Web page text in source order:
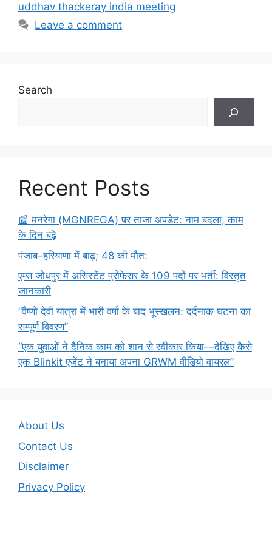
uddhav thackeray india meeting
Leave a comment
Search
Recent Posts
​📰 मनरेगा (MGNREGA) पर ताजा अपडेट: नाम बदला, काम
के दिन बढ़े
पंजाब–हरियाणा में बाढ़; 48 की मौत:
एम्स जोधपुर में असिस्टेंट प्रोफेसर के 109 पदों पर भर्ती: विस्तृत
जानकारी
“वैष्णो देवी यात्रा में भारी वर्षा के बाद भूस्खलन: दर्दनाक घटना का
सम्पूर्ण विवरण”
“एक युवाओं ने दैनिक काम को शान से स्वीकार किया—देखिए कैसे
एक Blinkit एजेंट ने बनाया अपना GRWM वीडियो वायरल”
About Us
Contact Us
Disclaimer
Privacy Policy